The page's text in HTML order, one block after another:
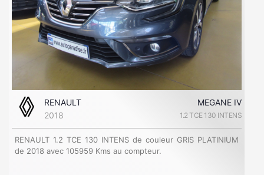
RENAULT
MEGANE IV
2018
1.2 TCE 130 INTENS
RENAULT 1.2 TCE 130 INTENS de couleur GRIS PLATINIUM
de 2018 avec 105959 Kms au compteur.